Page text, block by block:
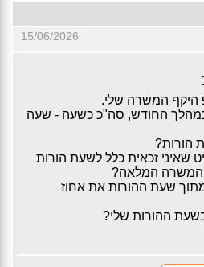
15/06/2026
היקף המשרה שלי.
החודש, סה"כ כשעה - שעה
הורות?
שאיני זכאית כלל לשעת הורות
המשרה המלאה?
מתוך שעת ההורות את אחוז
בשעת ההורות שלי?